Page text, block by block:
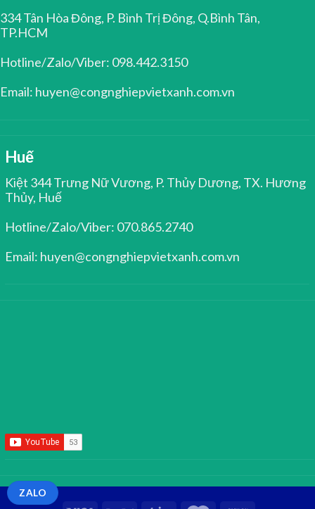
334 Tân Hòa Đông, P. Bình Trị Đông, Q.Bình Tân,
TP.HCM
Hotline/Zalo/Viber: 098.442.3150
Email: huyen@congnghiepvietxanh.com.vn
Huế
Kiệt 344 Trưng Nữ Vương, P. Thủy Dương, TX. Hương
Thủy, Huế
Hotline/Zalo/Viber: 070.865.2740
Email: huyen@congnghiepvietxanh.com.vn
ZALO